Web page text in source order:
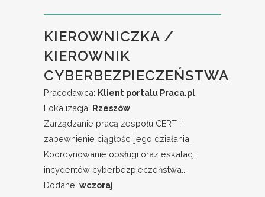
KIEROWNICZKA /
KIEROWNIK
CYBERBEZPIECZEŃSTWA
Pracodawca: Klient portalu Praca.pl
Lokalizacja: Rzeszów
Zarządzanie pracą zespołu CERT i
zapewnienie ciągłości jego działania.
Koordynowanie obsługi oraz eskalacji
incydentów cyberbezpieczeństwa....
Dodane: wczoraj